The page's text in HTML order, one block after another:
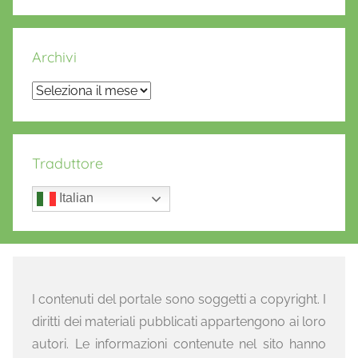
Archivi
Archivi
Traduttore
Italian
I contenuti del portale sono soggetti a copyright. I
diritti dei materiali pubblicati appartengono ai loro
autori. Le informazioni contenute nel sito hanno